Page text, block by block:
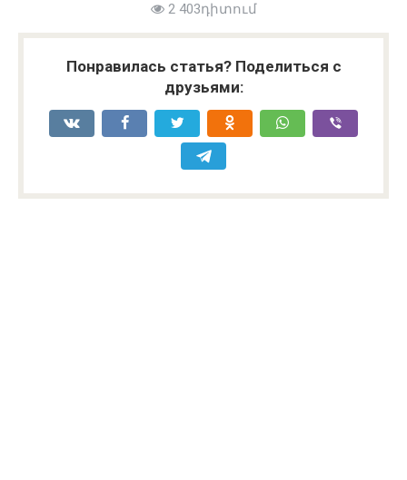
2 403դիտում
Понравилась статья? Поделиться с
друзьями: